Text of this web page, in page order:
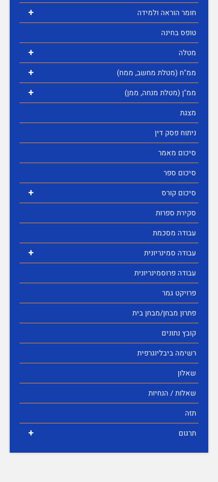
+
חומר הוראה ולמידה
טופס בחינה
+ מטלה
+ ממ"ח (מטלת מחשב, ממח)
+
ממ"ן (מטלת מנחה, ממן)
מצגת
ניתוח פסק דין
סיכום מאמר
סיכום ספר
+
סיכום קורס
סקירת ספרות
עבודה מסכמת
+
עבודה סמינריונית
עבודה פרוסמינריונית
פרויקט גמר
פתרון מבחן/מבחן בית
קובץ נתונים
רשימה ביבליוגרפית
שאלון
שאלות / הנחיות
תזה
+ תרגום